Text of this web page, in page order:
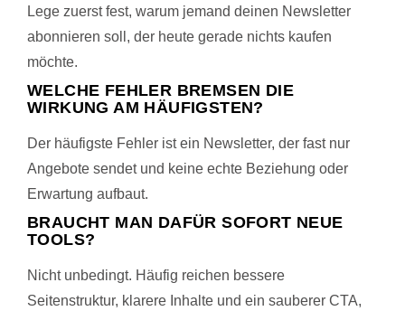
Lege zuerst fest, warum jemand deinen Newsletter
abonnieren soll, der heute gerade nichts kaufen
möchte.
WELCHE FEHLER BREMSEN DIE
WIRKUNG AM HÄUFIGSTEN?
Der häufigste Fehler ist ein Newsletter, der fast nur
Angebote sendet und keine echte Beziehung oder
Erwartung aufbaut.
BRAUCHT MAN DAFÜR SOFORT NEUE
TOOLS?
Nicht unbedingt. Häufig reichen bessere
Seitenstruktur, klarere Inhalte und ein sauberer CTA,